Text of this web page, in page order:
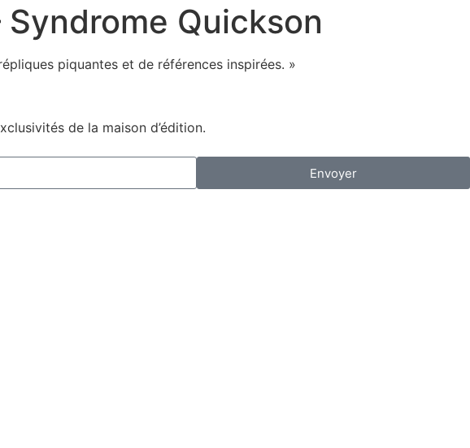
Quickson
piquantes et de références inspirées. »
de la maison d’édition.
Envoyer